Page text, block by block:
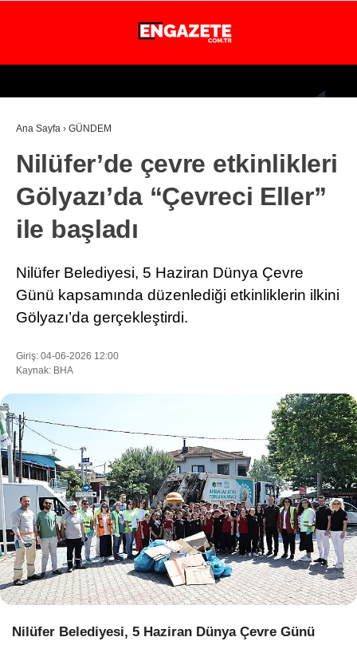
WhatsApp İhbar Hattı
Facebook
Instagram
30.1
İSTANBUL
GÜNDEM
EKONOMİ
DÜNYA
MAGAZİN
SAĞLIK
TEKNOLOJİ
EĞİTİM
Ana Sayfa › GÜNDEM
Nilüfer’de çevre etkinlikleri
Gölyazı’da “Çevreci Eller”
ile başladı
Nilüfer Belediyesi, 5 Haziran Dünya Çevre
Günü kapsamında düzenlediği etkinliklerin ilkini
Gölyazı’da gerçekleştirdi.
Giriş: 04-06-2026 12:00
Kaynak: BHA
Nilüfer Belediyesi, 5 Haziran Dünya Çevre Günü